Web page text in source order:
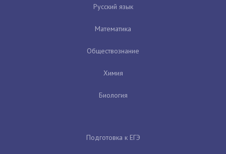
Русский язык
Математика
Обществознание
Химия
Биология
Подготовка к ЕГЭ